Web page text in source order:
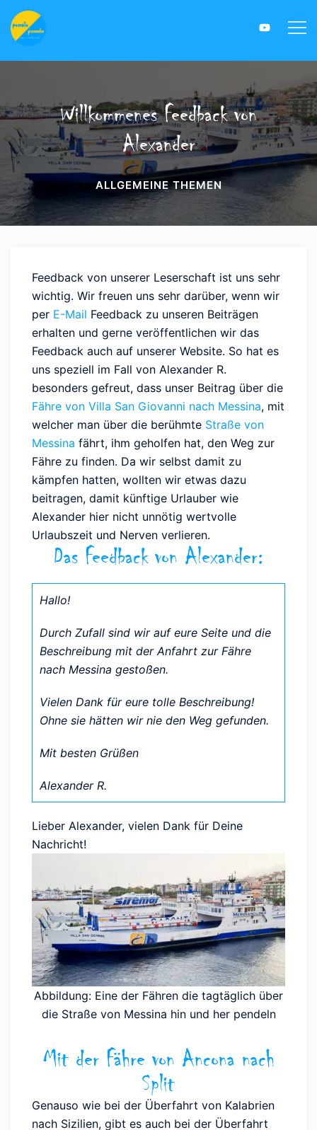
Willkommenes Feedback von
Alexander
ALLGEMEINE THEMEN
Feedback von unserer Leserschaft ist uns sehr
wichtig. Wir freuen uns sehr darüber, wenn wir
per E-Mail Feedback zu unseren Beiträgen
erhalten und gerne veröffentlichen wir das
Feedback auch auf unserer Website. So hat es
uns speziell im Fall von Alexander R.
besonders gefreut, dass unser Beitrag über die
Fähre von Villa San Giovanni nach Messina, mit
welcher man über die berühmte Straße von
Messina fährt, ihm geholfen hat, den Weg zur
Fähre zu finden. Da wir selbst damit zu
kämpfen hatten, wollten wir etwas dazu
beitragen, damit künftige Urlauber wie
Alexander hier nicht unnötig wertvolle
Urlaubszeit und Nerven verlieren.
Das Feedback von Alexander:
Hallo!
Durch Zufall sind wir auf eure Seite und die
Beschreibung mit der Anfahrt zur Fähre
nach Messina gestoßen.
Vielen Dank für eure tolle Beschreibung!
Ohne sie hätten wir nie den Weg gefunden.
Mit besten Grüßen
Alexander R.
Lieber Alexander, vielen Dank für Deine
Nachricht!
Abbildung: Eine der Fähren die tagtäglich über
die Straße von Messina hin und her pendeln
Mit der Fähre von Ancona nach
Split
Genauso wie bei der Überfahrt von Kalabrien
nach Sizilien, gibt es auch bei der Überfahrt